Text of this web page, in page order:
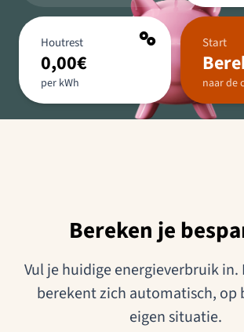
Houtrest
0,00€
per kWh
Start
naar de
Bereken je
Vul je huidige energieverbruik in.
berekent zich automatisch, op
eigen situatie.